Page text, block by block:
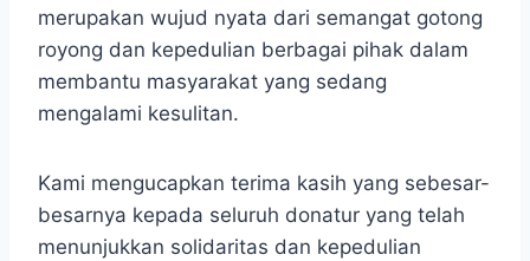
merupakan wujud nyata dari semangat gotong
royong dan kepedulian berbagai pihak dalam
membantu masyarakat yang sedang
mengalami kesulitan.
Kami mengucapkan terima kasih yang sebesar-
besarnya kepada seluruh donatur yang telah
menunjukkan solidaritas dan kepedulian